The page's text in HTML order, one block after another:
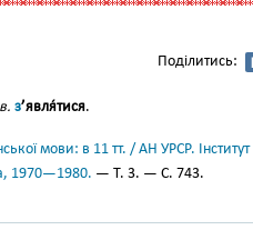
Поділитись:
з’явля́тися.
мови: в 11 тт. / АН УРСР.
1970—1980. — Т. 3. — С. 743.